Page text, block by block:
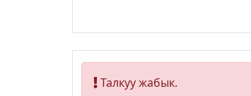
Талкуу жабык.